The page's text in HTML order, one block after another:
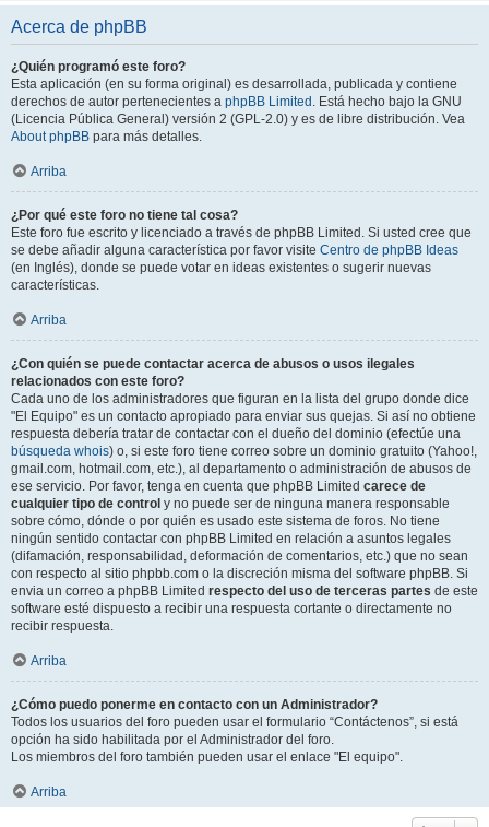
Acerca de phpBB
¿Quién programó este foro?
Esta aplicación (en su forma original) es desarrollada, publicada y contiene
derechos de autor pertenecientes a phpBB Limited . Está hecho bajo la GNU
(Licencia Pública General) versión 2 (GPL-2.0) y es de libre distribución. Vea
About phpBB para más detalles.
Arriba
¿Por qué este foro no tiene tal cosa?
Este foro fue escrito y licenciado a través de phpBB Limited. Si usted cree que
se debe añadir alguna característica por favor visite Centro de phpBB Ideas
(en Inglés), donde se puede votar en ideas existentes o sugerir nuevas
características.
Arriba
¿Con quién se puede contactar acerca de abusos o usos ilegales
relacionados con este foro?
Cada uno de los administradores que figuran en la lista del grupo donde dice
"El Equipo" es un contacto apropiado para enviar sus quejas. Si así no obtiene
respuesta debería tratar de contactar con el dueño del dominio (efectúe una
búsqueda whois) o, si este foro tiene correo sobre un dominio gratuito (Yahoo!,
gmail.com, hotmail.com, etc.), al departamento o administración de abusos de
ese servicio. Por favor, tenga en cuenta que phpBB Limited carece de
cualquier tipo de control y no puede ser de ninguna manera responsable
sobre cómo, dónde o por quién es usado este sistema de foros. No tiene
ningún sentido contactar con phpBB Limited en relación a asuntos legales
(difamación, responsabilidad, deformación de comentarios, etc.) que no sean
con respecto al sitio phpbb.com o la discreción misma del software phpBB. Si
envia un correo a phpBB Limited respecto del uso de terceras partes de este
software esté dispuesto a recibir una respuesta cortante o directamente no
recibir respuesta.
Arriba
¿Cómo puedo ponerme en contacto con un Administrador?
Todos los usuarios del foro pueden usar el formulario “Contáctenos”, si está
opción ha sido habilitada por el Administrador del foro.
Los miembros del foro también pueden usar el enlace "El equipo".
Arriba